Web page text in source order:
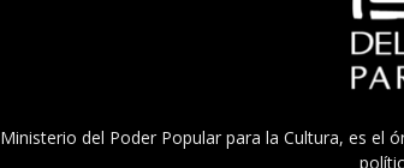
Ministerio del Poder Popular para la Cultura, es el